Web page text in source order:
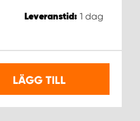
Leveranstid: 1 dag
LÄGG TILL